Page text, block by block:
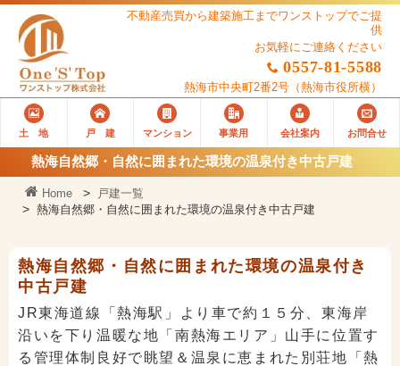
不動産売買から建築施工までワンストップでご提
供
お気軽にご連絡ください
0557-81-5588
熱海市中央町2番2号 （熱海市役所横）
土 地 戸 建 マンション 事業用 会社案内 お問合せ
熱海自然郷・自然に囲まれた環境の温泉付き中古戸建
Home
戸建一覧
熱海自然郷・自然に囲まれた環境の温泉付き中古戸建
熱海自然郷・自然に囲まれた環境の温泉付き
中古戸建
JR東海道線「熱海駅」より車で約１５分、東海岸
沿いを下り温暖な地「南熱海エリア」山手に位置す
る管理体制良好で眺望＆温泉に恵まれた別荘地「熱